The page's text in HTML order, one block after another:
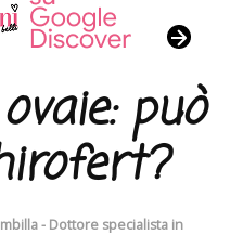
può
- Dottore specialista in